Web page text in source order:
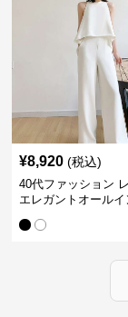
¥8,920 (税込)
40代ファッション
エレガントオールイ